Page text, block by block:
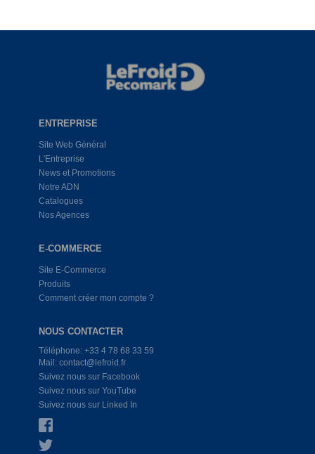
ENTREPRISE
Site Web Général
L'Entreprise
News et Promotions
Notre ADN
Catalogues
Nos Agences
E-COMMERCE
Site E-Commerce
Produits
Comment créer mon compte ?
NOUS CONTACTER
Téléphone: +33 4 78 68 33 59
Mail: contact@lefroid.fr
Suivez nous sur Facebook
Suivez nous sur YouTube
Suivez nous sur Linked In